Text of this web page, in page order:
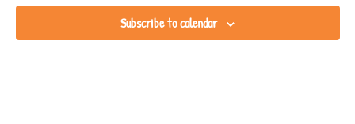
Subscribe to calendar